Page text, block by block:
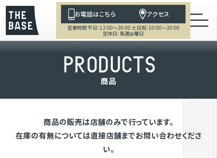
お電話はこちら アクセス
営業時間 平日：12:00～20:00 土日祝：10:00～20:00
定休日：毎週金曜日
PRODUCTS
商品
商品の販売は店舗のみで行っています。
在庫の有無については直接店舗までお問い合わせくださ
い。